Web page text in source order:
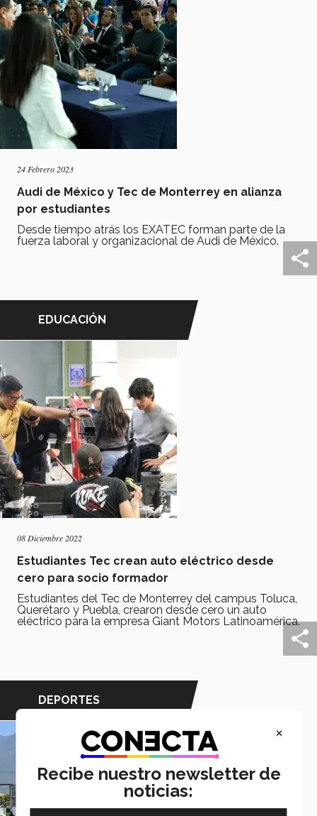
24 Febrero 2023
Audi de México y Tec de Monterrey en alianza
por estudiantes
Desde tiempo atrás los EXATEC forman parte de la
fuerza laboral y organizacional de Audi de México.
EDUCACIÓN
08 Diciembre 2022
Estudiantes Tec crean auto eléctrico desde
cero para socio formador
Estudiantes del Tec de Monterrey del campus Toluca,
Querétaro y Puebla, crearon desde cero un auto
eléctrico para la empresa Giant Motors Latinoamérica.
DEPORTES
×
Recibe nuestro newsletter de
noticias: